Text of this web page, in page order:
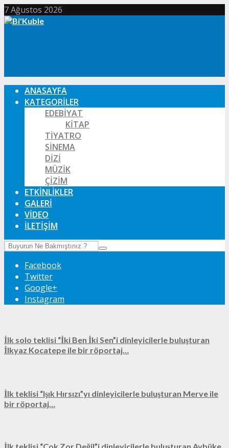
7 Ağustos 2026
ANASAYFA
KATEGORILER
EDEBIYAT
KITAP
TIYATRO
SINEMA
DIZI
MÜZIK
ÇIZIM
ETKINLIKLER
GALERI
VIDEO
İLETIŞIM
Facebook
Twitter
Google+
Instagram
İlk solo teklisi “İki Ben İki Sen”i dinleyicilerle buluşturan
İlkyaz Kocatepe ile bir röportaj…
İlk teklisi “Işık Hırsızı”yı dinleyicilerle buluşturan Merve ile
bir röportaj…